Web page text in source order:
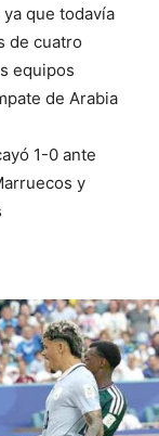
que todavía
de cuatro
equipos
de Arabia
1-0 ante
y